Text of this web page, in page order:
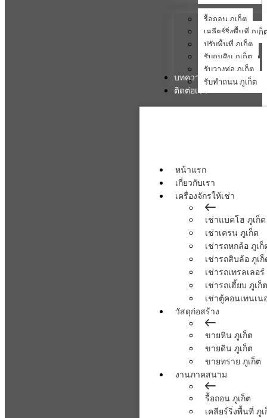
รื้อถอน ภูเก็ต
เคลียร์ริ่งพื้นที่ ภูเก็
ปรับพื้นที่ ภูเก็ต
รับถมดิน ภูเก็ต
รับวางท่อ ภูเก็ต
รับทำถนน ภูเก็ต
บทความ
ติดต่อเรา
หน้าแรก
เกี่ยวกับเรา
เครื่องจักรให้เช่า
เช่าแบคโฮ ภูเก็ต
เช่าเครน ภูเก็ต
เช่ารถหกล้อ ภูเก็
เช่ารถสิบล้อ ภูเ
เช่ารถเทรลเลอ
เช่ารถเฮี้ยบ ภูเก็ต
เช่าตู้คอนเทนเน
วัสดุก่อสร้าง
ขายหิน ภูเก็ต
ขายดิน ภูเก็ต
ขายทราย ภูเก็ต
งานภาคสนาม
รื้อถอน ภูเก็ต
เคลียร์ริ่งพื้นที่ ภู